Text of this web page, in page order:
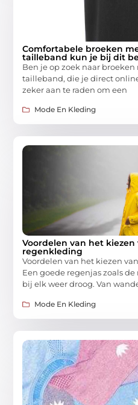
Comfortabele broeken
tailleband kun je bij dit
Ben je op zoek naar
tailleband, die je direct
zeker aan te raden om een
Mode En Kleding
Voordelen van het
regenkleding
Voordelen van het kiezen
Een goede regenjas zoals
bij elk weer droog. Van
Mode En Kleding